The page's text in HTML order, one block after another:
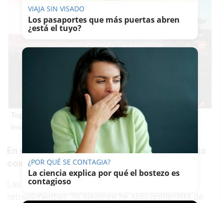
Top 2026: destinos clave
Inspírate y elige tu próximo destino para 2026
En este momento de su trayectoria, ¿Antonia
compañera o Antonia concertista?
Las dos son amigas, se necesitan y se
retroalimentan. Yo siempre he sido guitarrista de
VIAJA SIN VISADO
Los pasaportes que más puertas abren
¿está el tuyo?
¿POR QUÉ SE CONTAGIA?
La ciencia explica por qué el bostezo es
contagioso